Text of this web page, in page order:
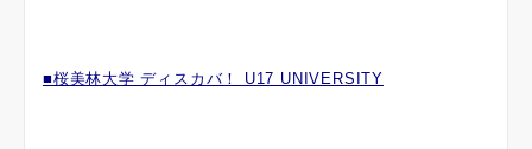
■桜美林大学 ディスカバ！ U17 UNIVERSITY